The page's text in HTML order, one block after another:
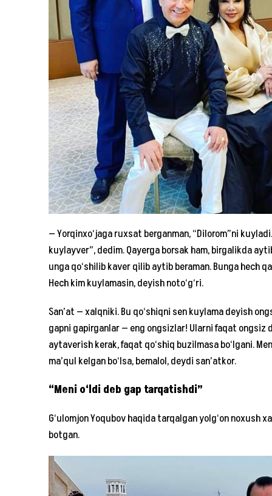
— Yorqinxo‘jaga ruxsat berganman, “Dilorom”ni
kuylayver”, dedim. Qayerga borsak ham, birgalikda
unga qo‘shilib kaver qilib aytib beraman. Bunga hech
Hech kim kuylamasin, deyish noto‘g‘ri.
San’at — xalqniki. Bu qo‘shiqni sen kuylama deyish
gapni gapirganlar — eng ongsizlar! Ularni faqat ongsiz
aytaverish kerak, faqat qo‘shiq buzilmasa bo‘lgani.
ma’qul kelgan bo‘lsa, bemalol, deydi san’atkor.
“Meni o‘ldi deb gap tarqatishdi”
G‘ulomjon Yoqubov haqida tarqalgan yolg‘on noxush
botgan.